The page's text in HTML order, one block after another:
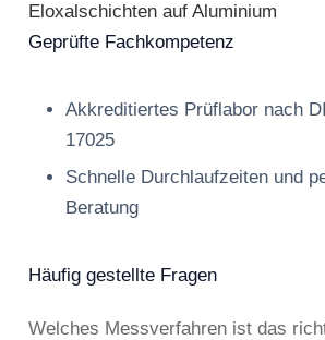
Eloxalschichten auf Aluminium
Geprüfte Fachkompetenz
Akkreditiertes Prüflabor nach
17025
Schnelle Durchlaufzeiten und
Beratung
Häufig gestellte Fragen
Welches Messverfahren ist das